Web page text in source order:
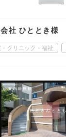
社 ひととき様
クリニック・福祉